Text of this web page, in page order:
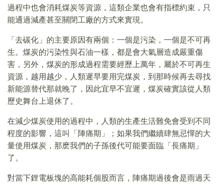
過程中也會消耗煤炭等資源，這類企業也會有指標約束，只
能通過減產甚至關閉工廠的方式來實現。
「去碳化」的主要原因有兩個：一個是污染，一個是不可再
生。煤炭的污染性與石油一樣，都是會大氣層造成嚴重傷
害，另外，煤炭的形成過程需要經歷上萬年，屬於不可再生
資源，越用越少，人類遲早要用完煤炭，到那時候再去尋找
新能源替代那就晚了，因此宜早不宜遲，煤炭確實該從人類
歷史舞台上退休了。
在減少煤炭使用的過程中，人類的生產生活難免會受到不同
程度的影響，這叫「陣痛期」；如果我們繼續肆無忌憚的大
量使用煤炭，那麽我們的子孫後代可能要面臨「長痛期」
了。
對當下鋰電板塊的高能耗個股而言，陣痛期過後會是雨過天